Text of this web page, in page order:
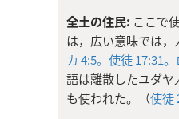
全土の住民: ここで
は，広い意味では
カ 4:5。 使徒 17:31。
語は離散したユダ
も使われた。（使徒